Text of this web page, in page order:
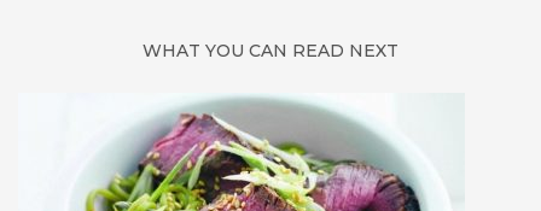
WHAT YOU CAN READ NEXT